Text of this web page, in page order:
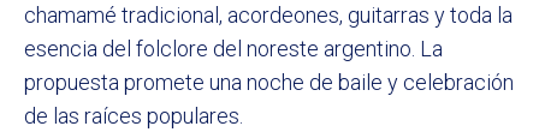
chamamé tradicional, acordeones, guitarras y toda la
esencia del folclore del noreste argentino. La
propuesta promete una noche de baile y celebración
de las raíces populares.